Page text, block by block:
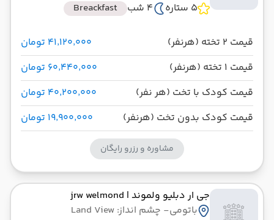
5 ستاره
4 شب Breackfast
قیمت 2 تخته (هرنفر)
۴۱٬۱۲۰٬۰۰۰ تومان
قیمت 1 تخته (هرنفر)
۶۰٬۴۴۰٬۰۰۰ تومان
قیمت کودک با تخت (هر نفر)
۴۰٬۲۰۰٬۰۰۰ تومان
قیمت کودک بدون تخت (هرنفر)
۱۹٬۹۰۰٬۰۰۰ تومان
مشاوره و رزرو رایگان
جی ار دبلیو ولموند | jrw welmond
باتومی- چشم انداز: Land View